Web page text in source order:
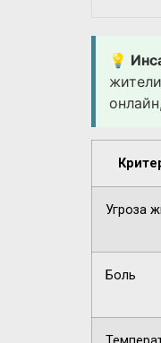
💡
Угроза
Боль